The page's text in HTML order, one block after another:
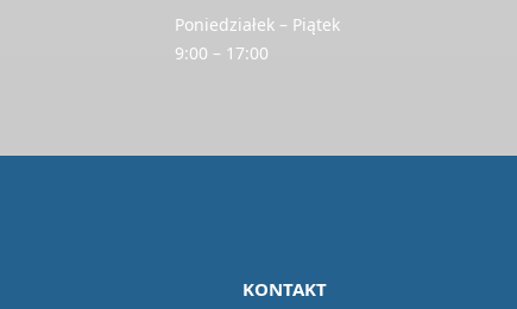
Poniedziałek – Piątek
9:00 – 17:00
KONTAKT